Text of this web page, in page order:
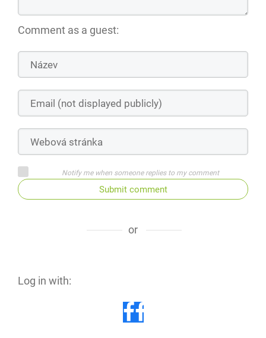
Comment as a guest:
Notify me when someone replies to my comment
Submit comment
or
Log in with: